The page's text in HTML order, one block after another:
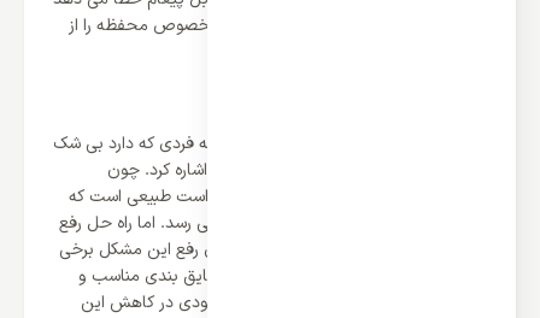
و شما می توانید با متصل کردن شیلنگ مخصوص محفظه را از
کولر گازی پرتابل علاوه بر مزایای منحصر به فردی که دارد بی شک
معایبی هم دارد که می توان به صدای آن اشاره کرد. چون
کمپرسور در داخل خود دستگاه تعبیه شده است طبیعی است که
صدای کمپرسور در محیط داخل به گوش می رسد. اما راه حل رفع
این صدای کولر گازی پرتابل چیست ؟ برای رفع این مشکل برخی
از تولیدکنندگان کولر های گازی پرتابل با عایق بندی مناسب و
استفاده از تکنولوژی روز توانسته اند تا حدودی در کاهش این